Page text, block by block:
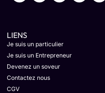
LIENS
Je suis un particulier
Je suis un Entrepreneur
Devenez un soveur
Contactez nous
CGV